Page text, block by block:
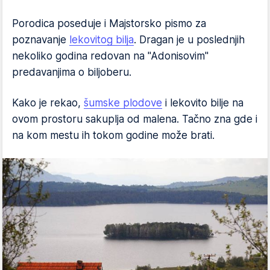
Porodica poseduje i Majstorsko pismo za
poznavanje lekovitog bilja. Dragan je u poslednjih
nekoliko godina redovan na "Adonisovim"
predavanjima o biljoberu.
Kako je rekao, šumske plodove i lekovito bilje na
ovom prostoru sakuplja od malena. Tačno zna gde i
na kom mestu ih tokom godine može brati.